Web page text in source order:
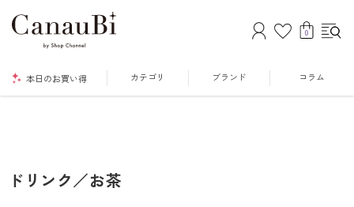
0
本日のお買い得 カテゴリ ブランド コラム
ドリンク／お茶